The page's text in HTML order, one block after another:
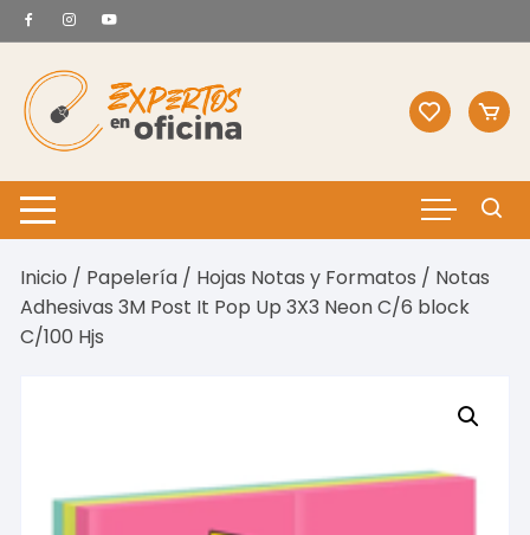
Saltar
al
contenido
Inicio / Papelería / Hojas Notas y Formatos / Notas
Adhesivas 3M Post It Pop Up 3X3 Neon C/6 block
C/100 Hjs